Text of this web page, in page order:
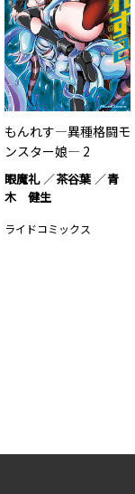
もんれす―異種格闘モ
ンスター娘― 2
眼魔礼 茶谷葉
青
木 健生
ライドコミックス